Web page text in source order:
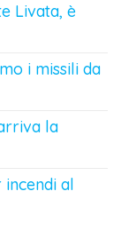
Livata, è
i missili da
la
al